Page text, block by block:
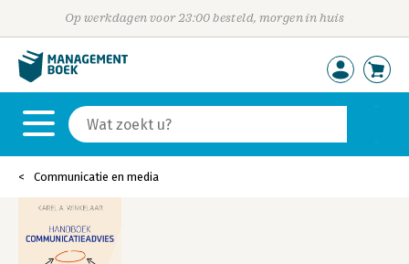
Op werkdagen voor 23:00 besteld, morgen in huis
Communicatie en media